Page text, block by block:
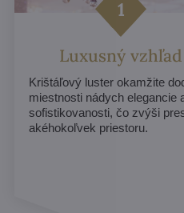
Luxusný vzhľad
Krištáľový luster okamžite
miestnosti nádych elegancie
sofistikovanosti, čo zvýši
akéhokoľvek priestoru.